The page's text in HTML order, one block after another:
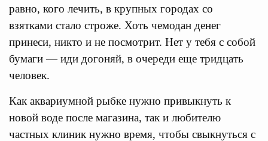
равно, кого лечить, в крупных городах со
взятками стало строже. Хоть чемодан денег
принеси, никто и не посмотрит. Нет у тебя с собой
бумаги — иди догоняй, в очереди еще тридцать
человек.
Как аквариумной рыбке нужно привыкнуть к
новой воде после магазина, так и любителю
частных клиник нужно время, чтобы свыкнуться с